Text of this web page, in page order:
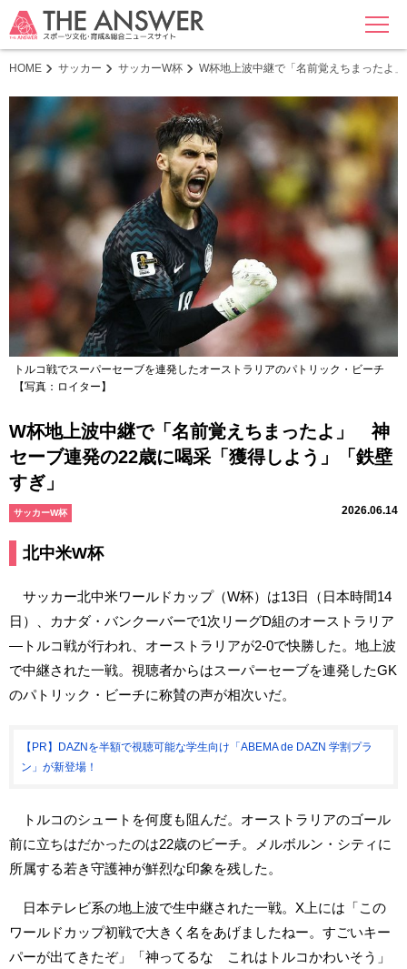
MENU
HOME サッカー サッカーW杯 W杯地上波中継で「名前覚えちまったよ
トルコ戦でスーパーセーブを連発したオーストラリアのパトリック・ビーチ
【写真：ロイター】
W杯地上波中継で「名前覚えちまったよ」 神
セーブ連発の22歳に喝采「獲得しよう」「鉄壁
すぎ」
サッカーW杯 2026.06.14
北中米W杯
サッカー北中米ワールドカップ（W杯）は13日（日本時間14
日）、カナダ・バンクーバーで1次リーグD組のオーストラリア
―トルコ戦が行われ、オーストラリアが2-0で快勝した。地上波
で中継された一戦。視聴者からはスーパーセーブを連発したGK
のパトリック・ビーチに称賛の声が相次いだ。
【PR】DAZNを半額で視聴可能な学生向け「ABEMA de DAZN 学割プラ
ン」が新登場！
トルコのシュートを何度も阻んだ。オーストラリアのゴール
前に立ちはだかったのは22歳のビーチ。メルボルン・シティに
所属する若き守護神が鮮烈な印象を残した。
日本テレビ系の地上波で生中継された一戦。X上には「この
ワールドカップ初戦で大きく名をあげましたねー。すごいキー
パーが出てきたぞ」「神ってるな これはトルコかわいそう」